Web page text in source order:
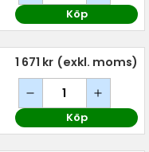
Köp
1 671 kr (exkl. moms)
Köp